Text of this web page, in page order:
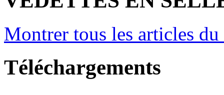
Montrer tous les articles
Téléchargements